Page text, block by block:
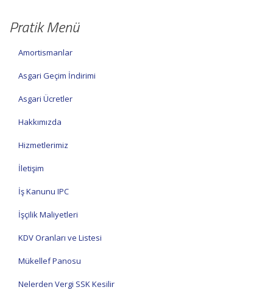
Pratik Menü
Amortismanlar
Asgari Geçim İndirimi
Asgari Ücretler
Hakkımızda
Hizmetlerimiz
İletişim
İş Kanunu IPC
İşçilik Maliyetleri
KDV Oranları ve Listesi
Mükellef Panosu
Nelerden Vergi SSK Kesilir